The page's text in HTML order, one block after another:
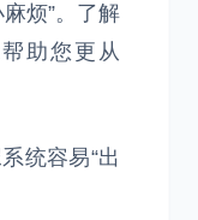
烦”。了解
助您更从
统容易“出